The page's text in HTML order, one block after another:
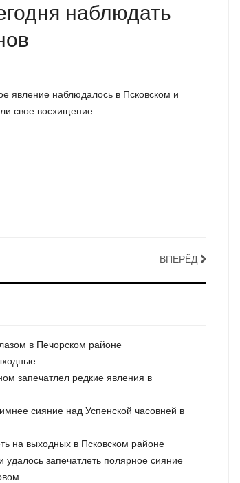
наблюдать
явление наблюдалось в Псковском и
свое восхищение.
ВПЕРЁД
в Печорском районе
запечатлел редкие явления в
сияние над Успенской часовней в
на выходных в Псковском районе
запечатлеть полярное сияние